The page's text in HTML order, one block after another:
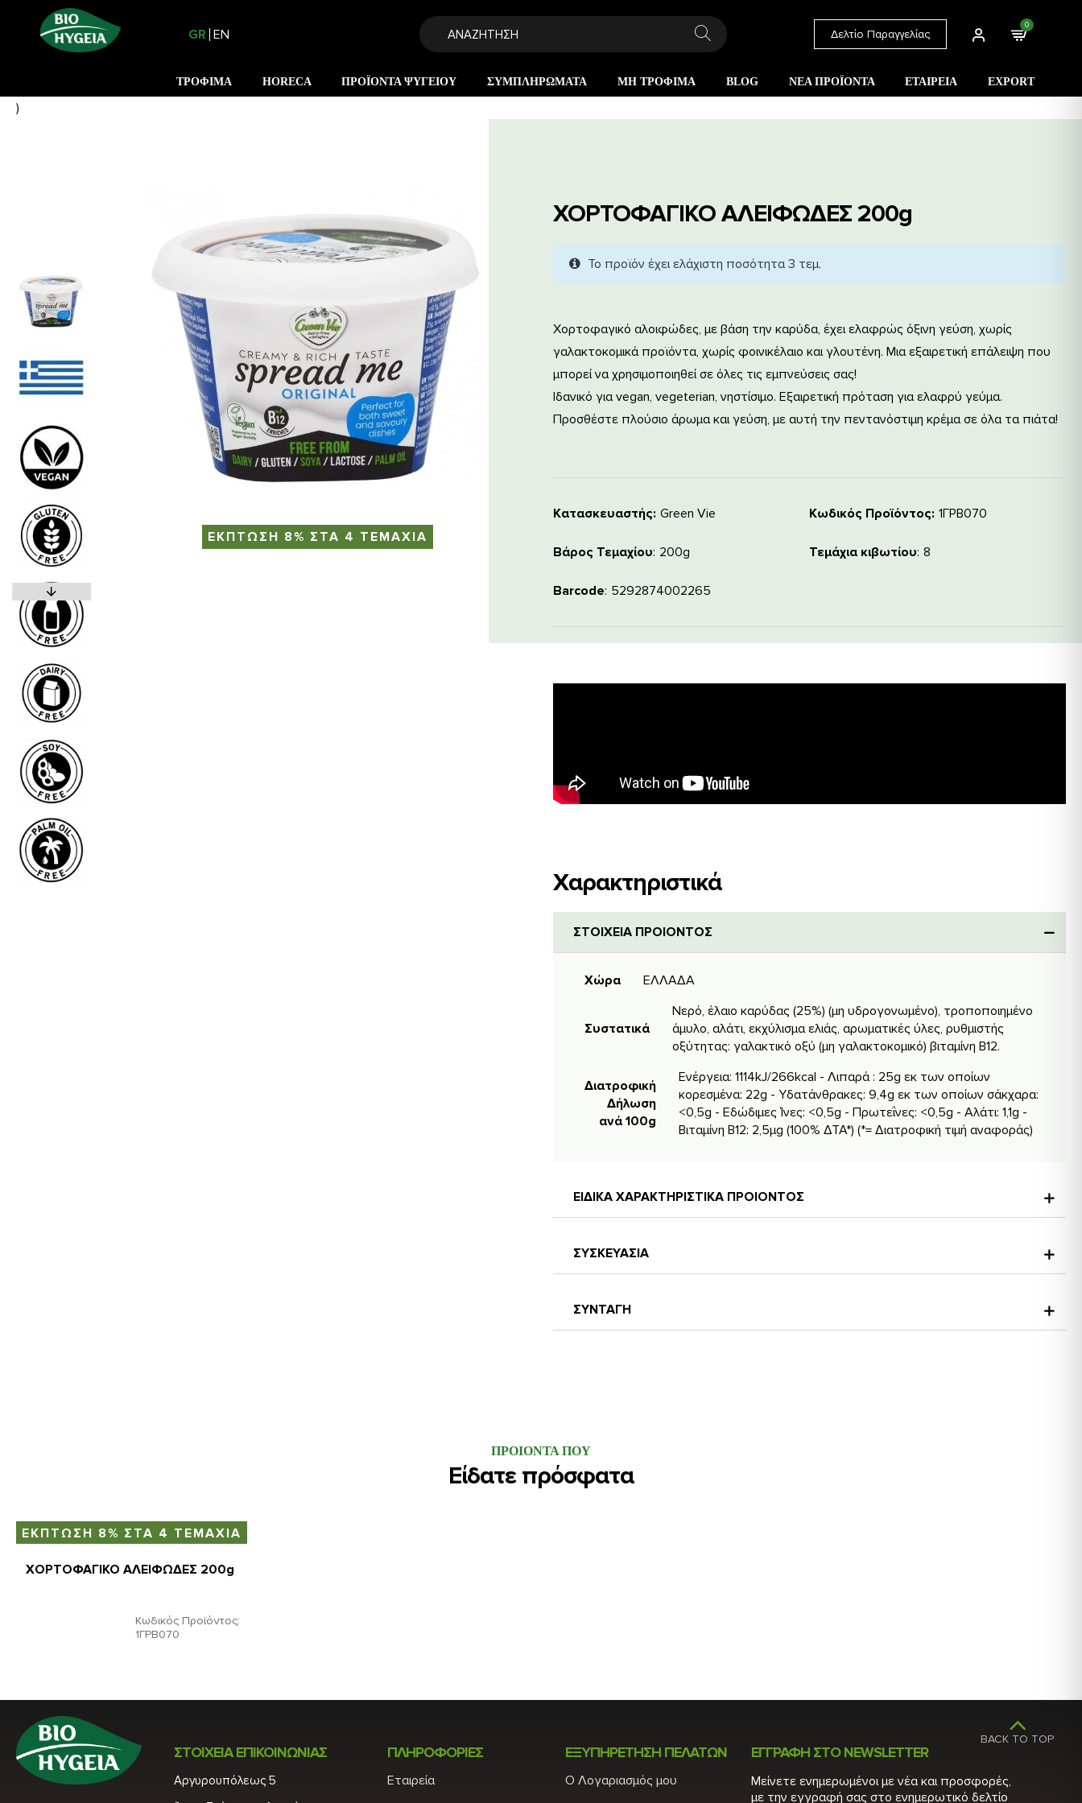
GR EN Δελτίο Παραγγελίας
0
ΤΡΟΦΙΜΑ HORECA ΠΡΟΪΟΝΤΑ ΨΥΓΕΙΟΥ ΣΥΜΠΛΗΡΩΜΑΤΑ ΜΗ ΤΡΟΦΙΜΑ BLOG ΝΕΑ ΠΡΟΪΟΝΤΑ ΕΤΑΙΡΕΙΑ EXPORT
)
ΕΚΠΤΩΣΗ 8% ΣΤΑ 4 ΤΕΜΑΧΙΑ
ΧΟΡΤΟΦΑΓΙΚΟ ΑΛΕΙΦΩΔΕΣ 200g
Κατασκευαστής: Green Vie Κωδικός Προϊόντος: 1ΓΡΒ070
Βάρος Τεμαχίου 200g Τεμάχια κιβωτίου 8
Barcode 5292874002265
Χορτοφαγικό αλοιφώδες, με βάση την καρύδα, έχει ελαφρώς όξινη γεύση, χωρίς
γαλακτοκομικά προϊόντα, χωρίς φοινικέλαιο και γλουτένη. Μια εξαιρετική επάλειψη που
μπορεί να χρησιμοποιηθεί σε όλες τις εμπνεύσεις σας!
Ιδανικό για vegan, vegeterian, νηστίσιμο. Εξαιρετική πρόταση για ελαφρύ γεύμα.
Προσθέστε πλούσιο άρωμα και γεύση, με αυτή την πεντανόστιμη κρέμα σε όλα τα πιάτα!
Το προϊόν έχει ελάχιστη ποσότητα 3 τεμ.
Χαρακτηριστικά
ΣΤΟΙΧΕΙΑ ΠΡΟΙΟΝΤΟΣ
Χώρα ΕΛΛΑΔΑ
Συστατικά
Νερό, έλαιο καρύδας (25%) (μη υδρογονωμένο), τροποποιημένο
άμυλο, αλάτι, εκχύλισμα ελιάς, αρωματικές ύλες, ρυθμιστής
οξύτητας: γαλακτικό οξύ (μη γαλακτοκομικό) βιταμίνη Β12.
Διατροφική
Δήλωση
ανά 100g
Ενέργεια: 1114kJ/266kcal - Λιπαρά : 25g εκ των οποίων
κορεσμένα: 22g - Υδατάνθρακες: 9,4g εκ των οποίων σάκχαρα:
<0,5g - Εδώδιμες Ίνες: <0,5g - Πρωτεΐνες: <0,5g - Αλάτι: 1,1g -
Βιταμίνη Β12: 2,5μg (100% ΔΤΑ*) (*= Διατροφική τιμή αναφοράς)
ΣΥΝΤΑΓΗ
ΕΙΔΙΚΑ ΧΑΡΑΚΤΗΡΙΣΤΙΚΑ ΠΡΟΙΟΝΤΟΣ
ΣΥΣΚΕΥΑΣΙΑ
ΠΡΟΙΟΝΤΑ ΠΟΥ
Είδατε πρόσφατα
ΕΚΠΤΩΣΗ 8% ΣΤΑ 4 ΤΕΜΑΧΙΑ
Κωδικός Προϊόντος:
1ΓΡΒ070
ΧΟΡΤΟΦΑΓΙΚΟ ΑΛΕΙΦΩΔΕΣ 200g
TOP
ΣΤΟΙΧΕΙΑ ΕΠΙΚΟΙΝΩΝΙΑΣ
Αργυρουπόλεως 5
ΠΛΗΡΟΦΟΡΙΕΣ
Εταιρεία
ΕΞΥΠΗΡΕΤΗΣΗ ΠΕΛΑΤΩΝ
Ο Λογαριασμός μου
ΕΓΓΡΑΦΗ ΣΤΟ NEWSLETTER
Μείνετε ενημερωμένοι με νέα και προσφορές,
με την εγγραφή σας στο ενημερωτικό δελτίο